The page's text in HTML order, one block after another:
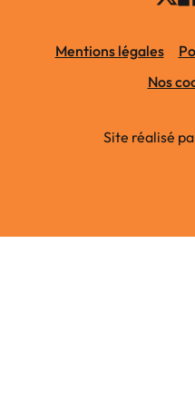
Mentions légales
Nos
Site réalisé